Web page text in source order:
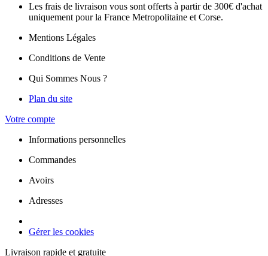
Les frais de livraison vous sont offerts à partir de 300€ d'achat
uniquement pour la France Metropolitaine et Corse.
Mentions Légales
Conditions de Vente
Qui Sommes Nous ?
Plan du site
Votre compte
Informations personnelles
Commandes
Avoirs
Adresses
Gérer les cookies
Livraison rapide et gratuite